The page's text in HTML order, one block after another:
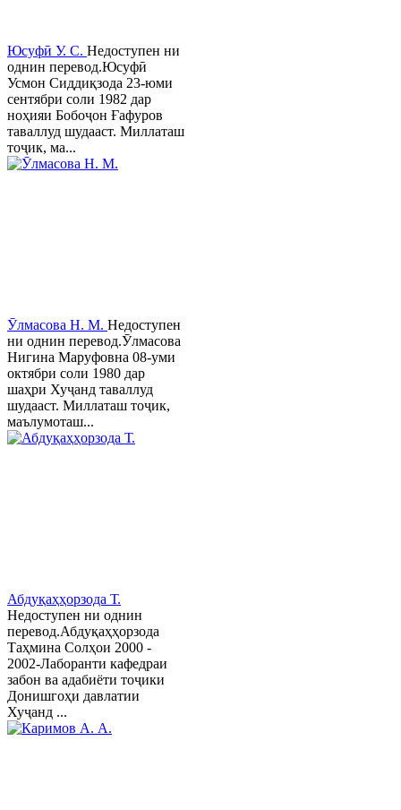
Юсуфӣ У. C. Недоступен ни
однин перевод.Юсуфӣ
Усмон Сиддиқзода 23-юми
сентябри соли 1982 дар
ноҳияи Бобоҷон Ғафуров
таваллуд шудааст. Миллаташ
тоҷик, ма...
Ӯлмасова Н. М. Недоступен
ни однин перевод.Ӯлмасова
Нигина Маруфовна 08-уми
октябри соли 1980 дар
шаҳри Хуҷанд таваллуд
шудааст. Миллаташ тоҷик,
маълумоташ...
Абдуқаҳҳорзода Т.
Недоступен ни однин
перевод.Абдуқаҳҳорзода
Таҳмина Солҳои 2000 -
2002-Лаборанти кафедраи
забон ва адабиёти тоҷики
Донишгоҳи давлатии
Хуҷанд ...